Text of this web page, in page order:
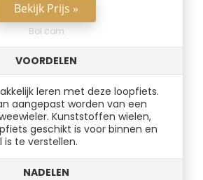
Bekijk Prijs »
Bol.com
VOORDELEN
leren met deze loopfiets.
aangepast worden van een
Kunststoffen wielen,
geschikt is voor binnen en
is te verstellen.
NADELEN